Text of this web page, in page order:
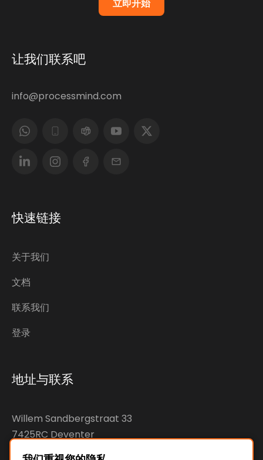
立即开始
让我们联系吧
info@processmind.com
快速链接
关于我们
文档
联系我们
登录
地址与联系
Willem Sandbergstraat 33
7425RC Deventer
The Netherlands